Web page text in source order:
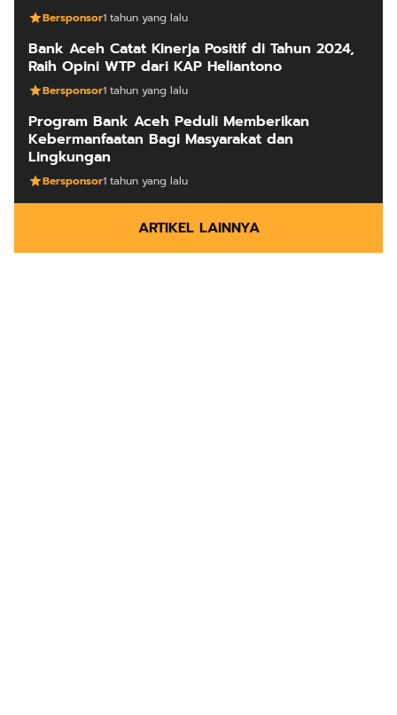
Bersponsor1 tahun yang lalu
Bank Aceh Catat Kinerja Positif di Tahun 2024,
Raih Opini WTP dari KAP Heliantono
Bersponsor1 tahun yang lalu
Program Bank Aceh Peduli Memberikan
Kebermanfaatan Bagi Masyarakat dan
Lingkungan
Bersponsor1 tahun yang lalu
ARTIKEL LAINNYA